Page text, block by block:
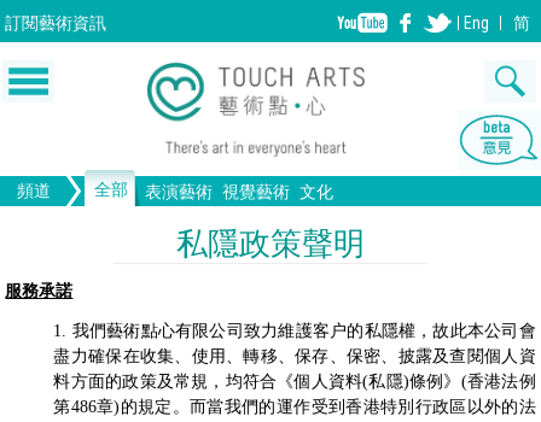
訂閱藝術資訊 Eng 简
頻道 全部 表演藝術 視覺藝術 文化
舞蹈
戲劇
畫圖 版畫
文物 全部文化
私隱政策聲明
服務承諾
1. 我們藝術點心有限公司致力維護客户的私隱權，故此本公司會
盡力確保在收集、使用、轉移、保存、保密、披露及查閱個人資
料方面的政策及常規，均符合《個人資料(私隱)條例》(香港法例
第486章)的規定。而當我們的運作受到香港特別行政區以外的法